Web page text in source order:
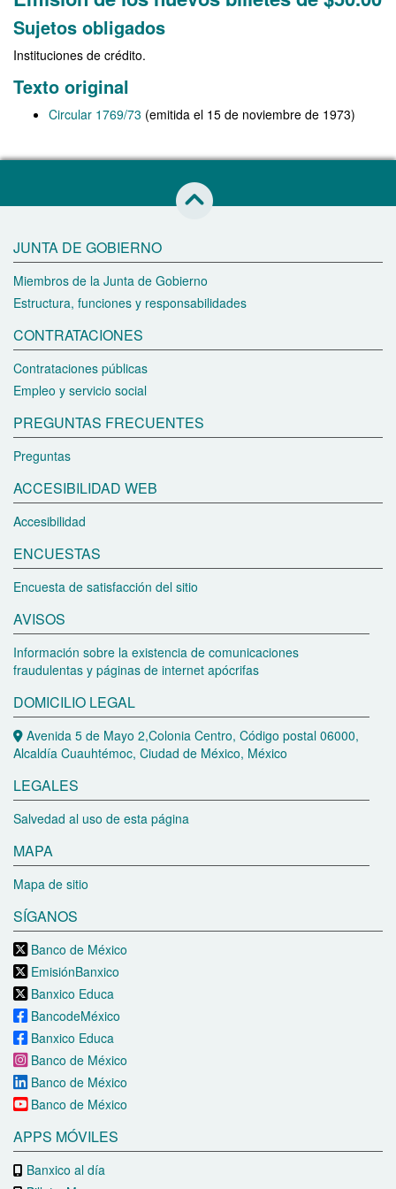
Sujetos obligados
Instituciones de crédito.
Texto original
Circular 1769/73 (emitida el 15 de noviembre de 1973)
JUNTA DE GOBIERNO
Miembros de la Junta de Gobierno
Estructura, funciones y responsabilidades
CONTRATACIONES
Contrataciones públicas
Empleo y servicio social
PREGUNTAS FRECUENTES
Preguntas
ACCESIBILIDAD WEB
Accesibilidad
ENCUESTAS
Encuesta de satisfacción del sitio
AVISOS
Información sobre la existencia de comunicaciones
fraudulentas y páginas de internet apócrifas
DOMICILIO LEGAL
Avenida 5 de Mayo 2,Colonia Centro, Código postal 06000,
Alcaldía Cuauhtémoc, Ciudad de México, México
LEGALES
Salvedad al uso de esta página
MAPA
Mapa de sitio
SÍGANOS
Banco de México
EmisiónBanxico
Banxico Educa
BancodeMéxico
Banxico Educa
Banco de México
Banco de México
Banco de México
APPS MÓVILES
Banxico al día